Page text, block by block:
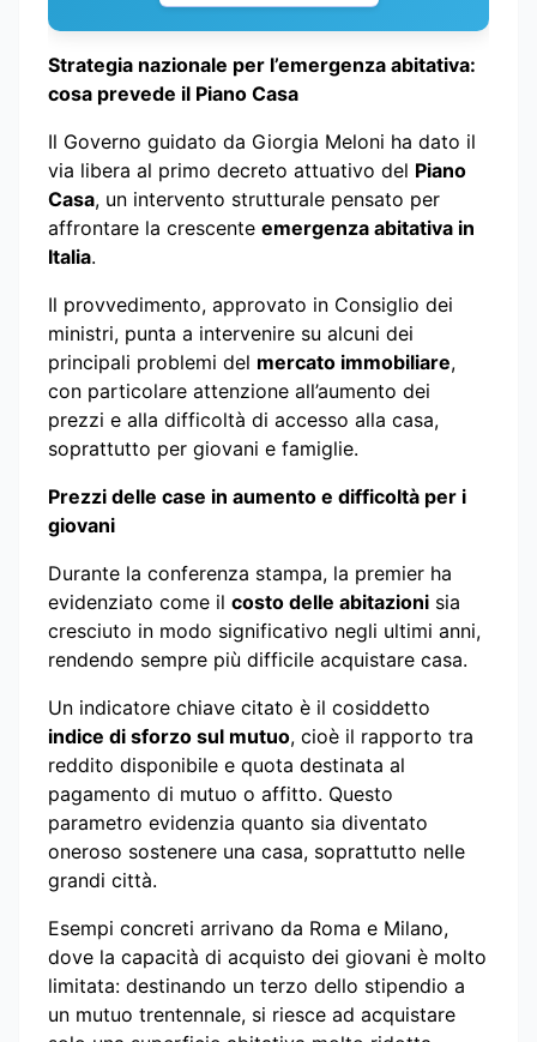
Strategia nazionale per l’emergenza abitativa:
cosa prevede il Piano Casa
Il Governo guidato da Giorgia Meloni ha dato il
via libera al primo decreto attuativo del Piano
Casa, un intervento strutturale pensato per
affrontare la crescente emergenza abitativa in
Italia.
Il provvedimento, approvato in Consiglio dei
ministri, punta a intervenire su alcuni dei
principali problemi del mercato immobiliare,
con particolare attenzione all’aumento dei
prezzi e alla difficoltà di accesso alla casa,
soprattutto per giovani e famiglie.
Prezzi delle case in aumento e difficoltà per i
giovani
Durante la conferenza stampa, la premier ha
evidenziato come il costo delle abitazioni sia
cresciuto in modo significativo negli ultimi anni,
rendendo sempre più difficile acquistare casa.
Un indicatore chiave citato è il cosiddetto
indice di sforzo sul mutuo, cioè il rapporto tra
reddito disponibile e quota destinata al
pagamento di mutuo o affitto. Questo
parametro evidenzia quanto sia diventato
oneroso sostenere una casa, soprattutto nelle
grandi città.
Esempi concreti arrivano da Roma e Milano,
dove la capacità di acquisto dei giovani è molto
limitata: destinando un terzo dello stipendio a
un mutuo trentennale, si riesce ad acquistare